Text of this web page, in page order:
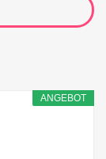
ANGEBOT